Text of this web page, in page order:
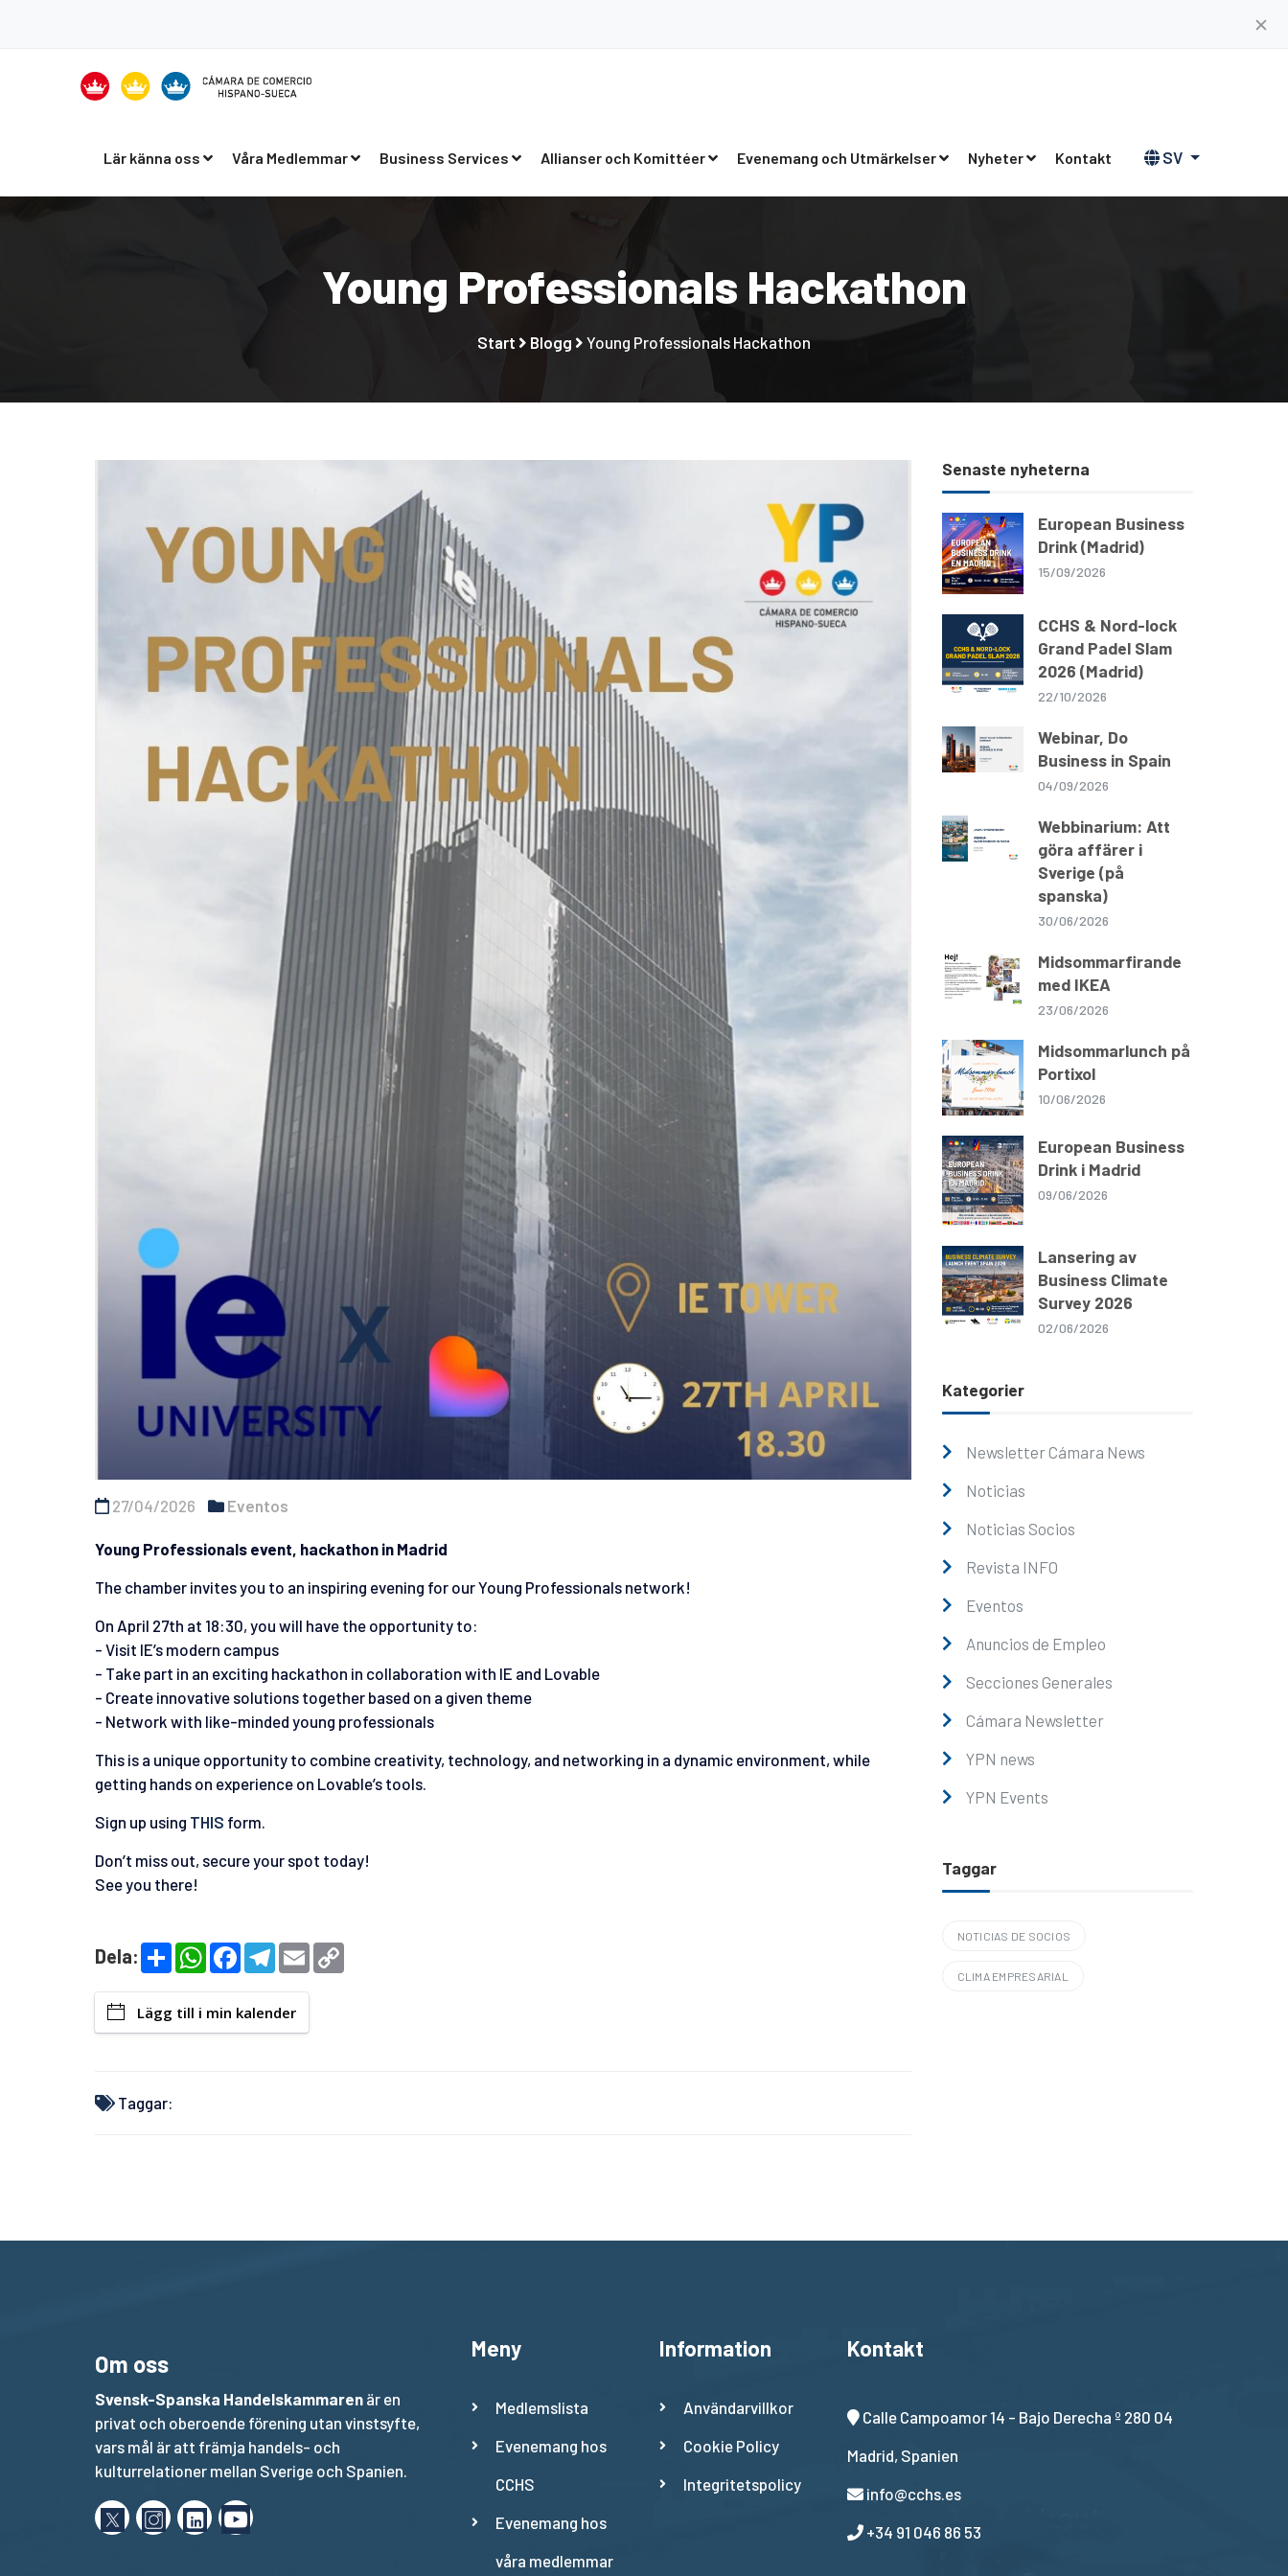
✕
Lär känna oss Våra Medlemmar Business Services Allianser och Komittéer Evenemang och Utmärkelser Nyheter Kontakt SV
Young Professionals Hackathon
Start Blogg Young Professionals Hackathon
27/04/2026 Eventos
Young Professionals event, hackathon in Madrid
The chamber invites you to an inspiring evening for our Young Professionals network!
On April 27th at 18:30, you will have the opportunity to:
- Visit IE’s modern campus
- Take part in an exciting hackathon in collaboration with IE and Lovable
- Create innovative solutions together based on a given theme
- Network with like-minded young professionals
This is a unique opportunity to combine creativity, technology, and networking in a dynamic environment, while
getting hands on experience on Lovable’s tools.
Sign up using THIS form.
Don’t miss out, secure your spot today!
See you there!
Dela:
S
h
e
W
h
s
F
a
b
T
e
g
E
m
Lägg till i min kalender
Taggar:
Senaste nyheterna
European Business
Drink (Madrid)
15/09/2026
CCHS & Nord-lock
Grand Padel Slam
2026 (Madrid)
22/10/2026
Webinar, Do
Business in Spain
04/09/2026
Webbinarium: Att
göra affärer i
Sverige (på
spanska)
30/06/2026
Midsommarfirande
med IKEA
23/06/2026
Midsommarlunch på
Portixol
10/06/2026
European Business
Drink i Madrid
09/06/2026
Lansering av
Business Climate
Survey 2026
02/06/2026
Kategorier
Newsletter Cámara News
Noticias
Noticias Socios
Revista INFO
Eventos
Anuncios de Empleo
Secciones Generales
Cámara Newsletter
YPN news
YPN Events
Taggar
NOTICIAS DE SOCIOS
CLIMA EMPRESARIAL
Om oss
Svensk-Spanska Handelskammaren är en
privat och oberoende förening utan vinstsyfte,
vars mål är att främja handels- och
kulturrelationer mellan Sverige och Spanien.
Meny
Medlemslista
Evenemang hos
CCHS
Evenemang hos
våra medlemmar
Information
Användarvillkor
Cookie Policy
Integritetspolicy
Kontakt
Calle Campoamor 14 - Bajo Derecha º 280 04
Madrid, Spanien
info@cchs.es
+34 91 046 86 53